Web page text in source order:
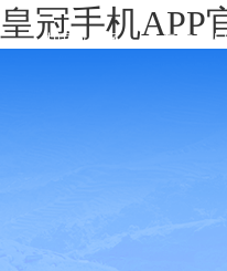
皇冠手机APP
中国政府网 云南省人